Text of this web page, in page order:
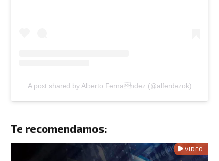
A post shared by Alberto Fernandez (@alferdezok)
Te recomendamos:
VIDEO